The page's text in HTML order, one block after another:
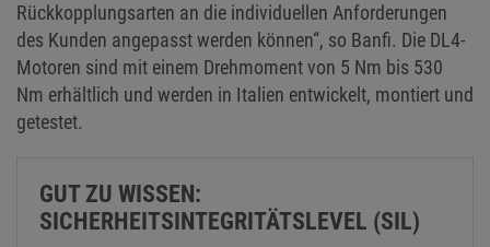
Rückkopplungsarten an die individuellen Anforderungen
des Kunden angepasst werden können“, so Banfi. Die DL4-
Motoren sind mit einem Drehmoment von 5 Nm bis 530
Nm erhältlich und werden in Italien entwickelt, montiert und
getestet.
GUT ZU WISSEN:
SICHERHEITSINTEGRITÄTSLEVEL (SIL)